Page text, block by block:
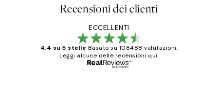
Recensioni dei clienti
ECCELLENTI
4.4 su 5 stelle Basato su 108488 valutazioni.
Leggi alcune delle recensioni qui.